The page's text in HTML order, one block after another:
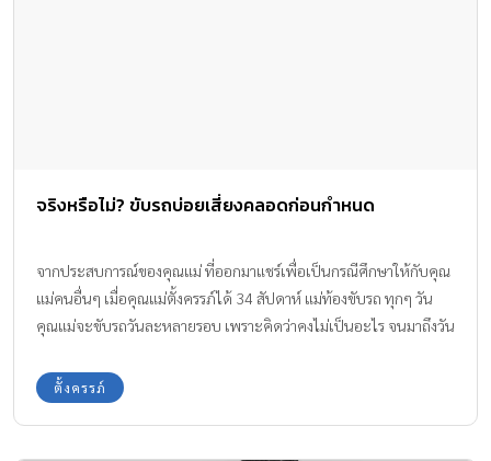
จริงหรือไม่? ขับรถบ่อยเสี่ยงคลอดก่อนกำหนด
จากประสบการณ์ของคุณแม่ ที่ออกมาแชร์เพื่อเป็นกรณีศึกษาให้กับคุณ
แม่คนอื่นๆ เมื่อคุณแม่ตั้งครรภ์ได้ 34 สัปดาห์ แม่ท้องขับรถ ทุกๆ วัน
คุณแม่จะขับรถวันละหลายรอบ เพราะคิดว่าคงไม่เป็นอะไร จนมาถึงวัน
ตั้งครรภ์